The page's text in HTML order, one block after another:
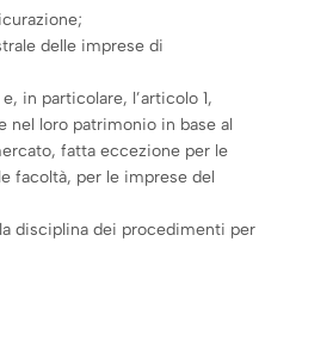
delle imprese di
in particolare, l’articolo 1,
loro patrimonio in base al
fatta eccezione per le
facoltà, per le imprese del
disciplina dei procedimenti per